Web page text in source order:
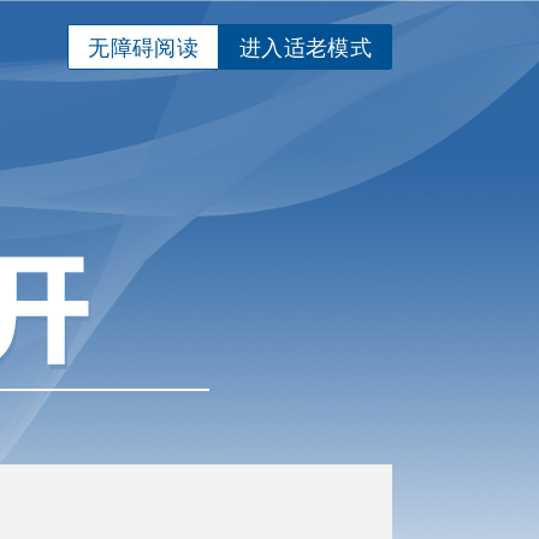
进入适老模式
无障碍阅读